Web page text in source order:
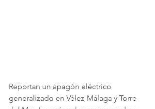
Reportan un apagón eléctrico
generalizado en Vélez-Málaga y Torre